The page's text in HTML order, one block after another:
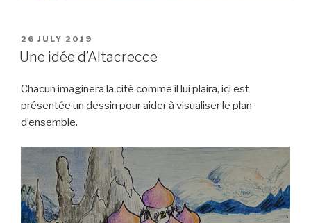
POSTED
ON
26 JULY 2019
Une idée d’Altacrecce
Chacun imaginera la cité comme il lui plaira, ici est
présentée un dessin pour aider à visualiser le plan
d’ensemble.